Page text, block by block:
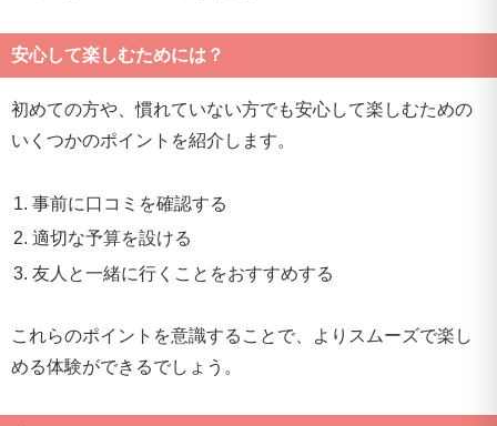
安心して楽しむためには？
初めての方や、慣れていない方でも安心して楽しむための
いくつかのポイントを紹介します。
事前に口コミを確認する
適切な予算を設ける
友人と一緒に行くことをおすすめする
これらのポイントを意識することで、よりスムーズで楽し
める体験ができるでしょう。